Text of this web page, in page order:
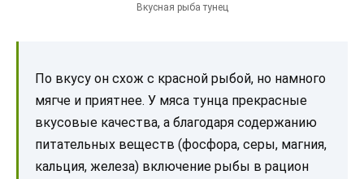
Вкусная рыба тунец
По вкусу он схож с красной рыбой, но намного
мягче и приятнее. У мяса тунца прекрасные
вкусовые качества, а благодаря содержанию
питательных веществ (фосфора, серы, магния,
кальция, железа) включение рыбы в рацион